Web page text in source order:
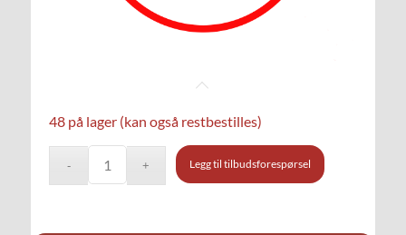
48 på lager (kan også restbestilles)
Legg til tilbudsforespørsel